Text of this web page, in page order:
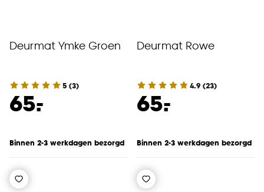
Deurmat Ymke Groen
5 (3)
65.
-
Binnen 2-3 werkdagen bezorgd
Deurmat Rowe
4.9 (23)
65.
-
Binnen 2-3 werkdagen bezorgd